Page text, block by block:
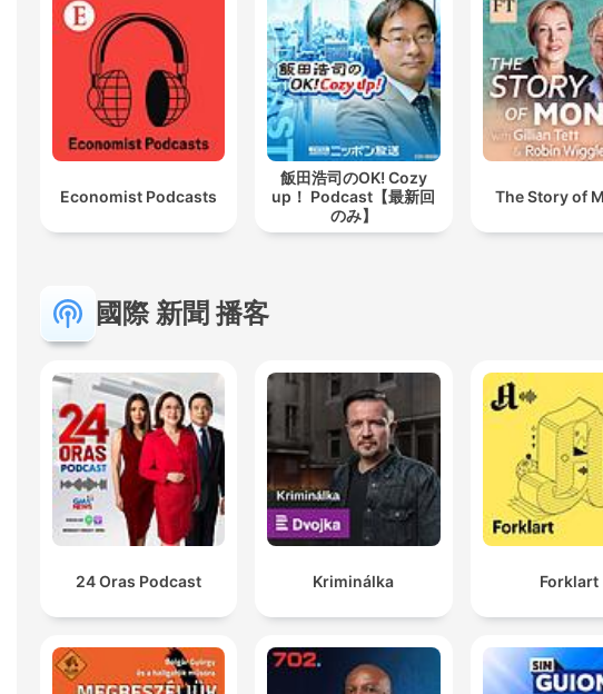
Economist Podcasts
飯田浩司のOK! Cozy
up！ Podcast【最新回
のみ】
The Story of
國際 新聞 播客
24 Oras Podcast Kriminálka Forklart